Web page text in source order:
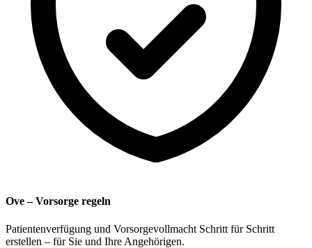
Ove – Vorsorge regeln
Patientenverfügung und Vorsorgevollmacht Schritt für Schritt
erstellen – für Sie und Ihre Angehörigen.